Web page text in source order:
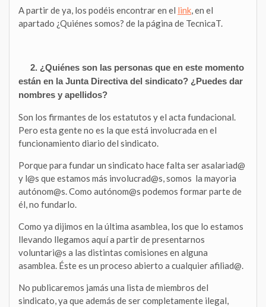
A partir de ya, los podéis encontrar en el link, en el
apartado ¿Quiénes somos? de la página de TecnicaT.
2. ¿Quiénes son las personas que en este momento
están en la Junta Directiva del sindicato? ¿Puedes dar
nombres y apellidos?
Son los firmantes de los estatutos y el acta fundacional.
Pero esta gente no es la que está involucrada en el
funcionamiento diario del sindicato.
Porque para fundar un sindicato hace falta ser asalariad@
y l@s que estamos más involucrad@s, somos la mayoria
autónom@s. Como autónom@s podemos formar parte de
él, no fundarlo.
Como ya dijimos en la última asamblea, los que lo estamos
llevando llegamos aquí a partir de presentarnos
voluntari@s a las distintas comisiones en alguna
asamblea. Éste es un proceso abierto a cualquier afiliad@.
No publicaremos jamás una lista de miembros del
sindicato, ya que además de ser completamente ilegal,